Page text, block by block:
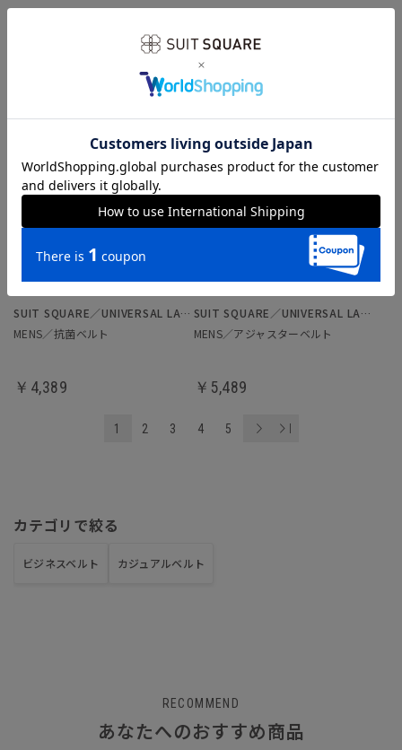
SUIT SQUARE／UNIVERSAL LANGUAGE
MENS／抗菌ベルト
￥4,389
SUIT SQUARE／UNIVERSAL LANGUAGE
MENS／アジャスターベルト
￥5,489
1 2 3 4 5
カテゴリで絞る
ビジネスベルト カジュアルベルト
RECOMMEND
あなたへのおすすめ商品